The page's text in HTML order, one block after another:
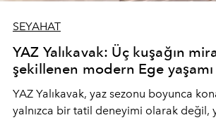
SEYAHAT
YAZ Yalıkavak: Üç kuşağın
şekillenen modern Ege yaşamı
YAZ Yalıkavak, yaz sezonu boyunca
yalnızca bir tatil deneyimi olarak değil,